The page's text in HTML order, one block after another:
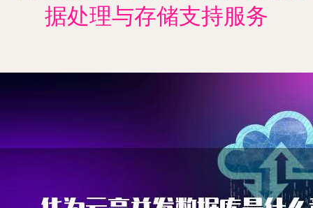
据处理与存储支持服务